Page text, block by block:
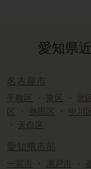
愛知県
名古屋市
千種区 ・ 東区 ・ 北
区
・ 熱田区 ・ 中川
・
天白区
愛知県市部
一宮市 ・ 瀬戸市 ・